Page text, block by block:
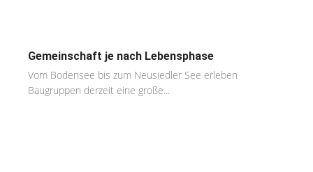
Gemeinschaft je nach Lebensphase
Vom Bodensee bis zum Neusiedler See erleben
Baugruppen derzeit eine große...